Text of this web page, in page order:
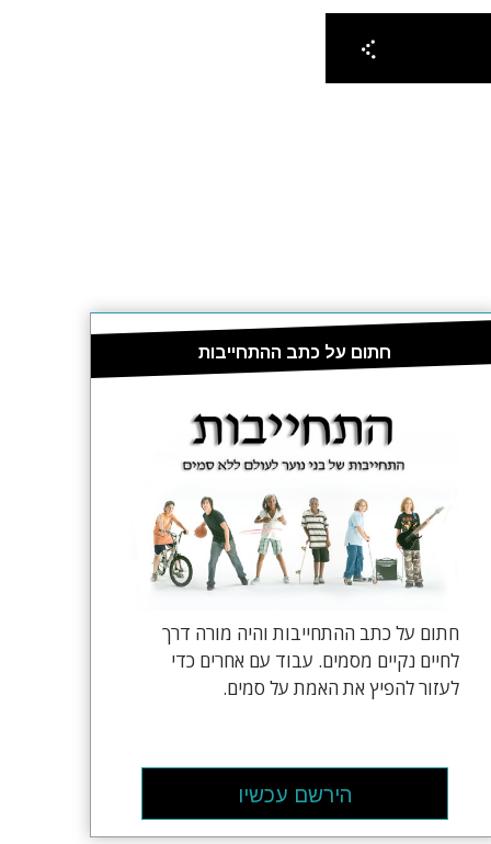
חתום על כתב ההתחייבות
חתום על כתב ההתחייבות והיה מורה דרך
לחיים נקיים מסמים. עבוד עם אחרים כדי
לעזור להפיץ את האמת על סמים.
הירשם עכשיו